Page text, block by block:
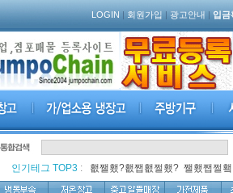
LOGIN | 회원가입 | 광고안내 | 입금
인기테그 TOP3 : 횂쨀횄?횂쨉횂쩔횄?, 쨀횄쨉쩔